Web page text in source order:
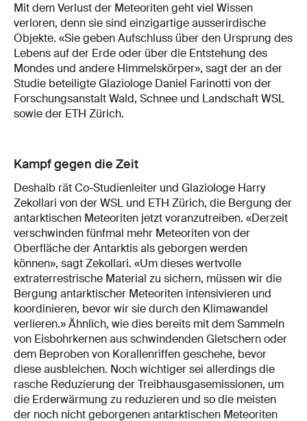
Mit dem Verlust der Meteoriten geht viel Wissen
verloren, denn sie sind einzigartige ausserirdische
Objekte. «Sie geben Aufschluss über den Ursprung des
Lebens auf der Erde oder über die Entstehung des
Mondes und andere Himmelskörper», sagt der an der
Studie beteiligte Glaziologe Daniel Farinotti von der
Forschungsanstalt Wald, Schnee und Landschaft WSL
sowie der ETH Zürich.
Kampf gegen die Zeit
Deshalb rät Co-Studienleiter und Glaziologe Harry
Zekollari von der WSL und ETH Zürich, die Bergung der
antarktischen Meteoriten jetzt voranzutreiben. «Derzeit
verschwinden fünfmal mehr Meteoriten von der
Oberfläche der Antarktis als geborgen werden
können», sagt Zekollari. «Um dieses wertvolle
extraterrestrische Material zu sichern, müssen wir die
Bergung antarktischer Meteoriten intensivieren und
koordinieren, bevor wir sie durch den Klimawandel
verlieren.» Ähnlich, wie dies bereits mit dem Sammeln
von Eisbohrkernen aus schwindenden Gletschern oder
dem Beproben von Korallenriffen geschehe, bevor
diese ausbleichen. Noch wichtiger sei allerdings die
rasche Reduzierung der Treibhausgasemissionen, um
die Erderwärmung zu reduzieren und so die meisten
der noch nicht geborgenen antarktischen Meteoriten